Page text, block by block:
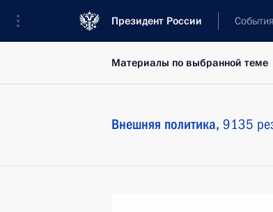
Президент России События
Материалы по выбранной теме
Внешняя политика, 9135